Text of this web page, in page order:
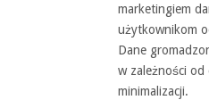
marketingiem
użytkownikom
Dane
w zależności od
minimalizacji.